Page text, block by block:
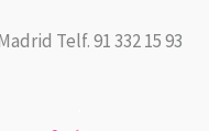
Telf. 91 332 15 93